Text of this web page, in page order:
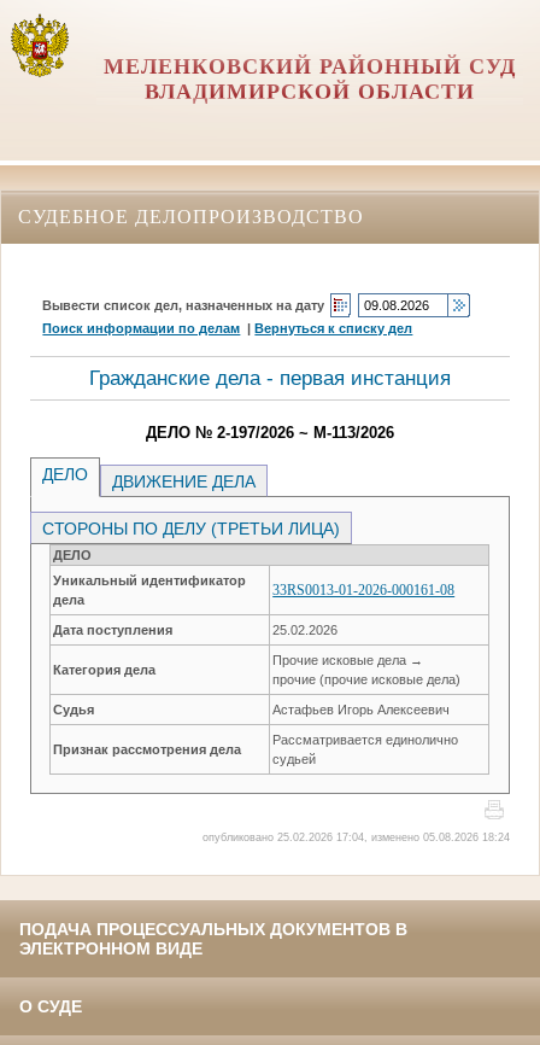
МЕЛЕНКОВСКИЙ РАЙОННЫЙ СУД
ВЛАДИМИРСКОЙ ОБЛАСТИ
СУДЕБНОЕ ДЕЛОПРОИЗВОДСТВО
Вывести список дел, назначенных на дату
Поиск информации по делам |Вернуться к списку дел
Гражданские дела - первая инстанция
ДЕЛО № 2-197/2026 ~ М-113/2026
ДЕЛО ДВИЖЕНИЕ ДЕЛА
СТОРОНЫ ПО ДЕЛУ (ТРЕТЬИ ЛИЦА)
ДЕЛО
Уникальный идентификатор
дела
33RS0013-01-2026-000161-08
Дата поступления 25.02.2026
Категория дела
Прочие исковые дела →
прочие (прочие исковые дела)
Судья Астафьев Игорь Алексеевич
Признак рассмотрения дела
Рассматривается единолично
судьей
опубликовано 25.02.2026 17:04, изменено 05.08.2026 18:24
ПОДАЧА ПРОЦЕССУАЛЬНЫХ ДОКУМЕНТОВ В
ЭЛЕКТРОННОМ ВИДЕ
О СУДЕ